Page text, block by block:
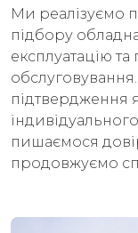
Ми реалізуємо
підбору
експлуатацію
підтвердження
пишаємося
продовжуємо